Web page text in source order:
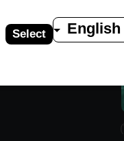
English
Select